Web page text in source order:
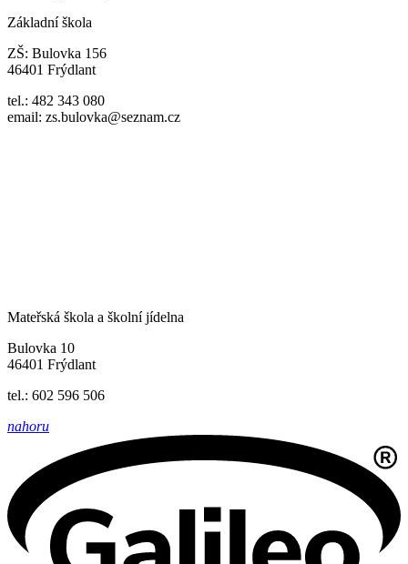
Základní škola
ZŠ: Bulovka 156
46401 Frýdlant
tel.: 482 343 080
email: zs.bulovka@seznam.cz
Mateřská škola a školní jídelna
Bulovka 10
46401 Frýdlant
tel.: 602 596 506
nahoru